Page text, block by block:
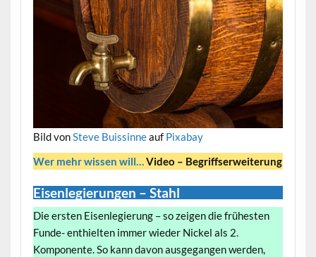
Bild vonSteve Buissinneauf Pixabay
Wer mehr wissen will…Video – Begriffserweiterung
Eisenlegierungen – Stahl
Die ersten Eisenlegierung – so zeigen die frühesten
Funde- enthielten immer wieder Nickel als 2.
Komponente. So kann davon ausgegangen werden,